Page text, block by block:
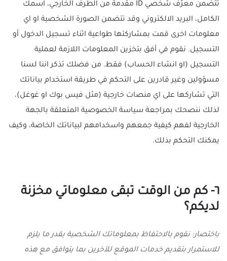
تتضمن معرّف شخصي ID مقدمة من الطرف الخارجي، اسمك
الكامل، البريد الالكتروني وقد تتضمن الصورة الشخصية او اي
معلومات اخرى قمت بمشاركتها طواعية اثناء تسجيل الدخول أو
التسجيل. نقوم في أفق بتخزين المعلومات اللازمة لعملية
التسجيل (او انشاء الحساب) فقط. من فضلك تذكر اننا لسنا
مسؤولين وغير قادرين على التحكم في طريقة استخدام بياناتك
التي تشاركها على اي منصات خارجية (مثل فيس بوك او غوغل)،
لذلك ننصحك بمراجعة سياسة الخصوصية المتعلقة بالجهة
الخارجية لفهم كيفية جمعهم واسخدامهم لبياناتك الخاصة، وكيف
يمكنك التحكم بذلك.
٦- كم من الوقت تبقى معلوماتي مخزنة
لديكم؟
باختصار: نقوم بالاحتفاظ بمعلوماتك الشخصية بقدر ما يلزم
للاستمرار بتقديم خدمات الموقع للآخرين بما يتوافق مع هذه